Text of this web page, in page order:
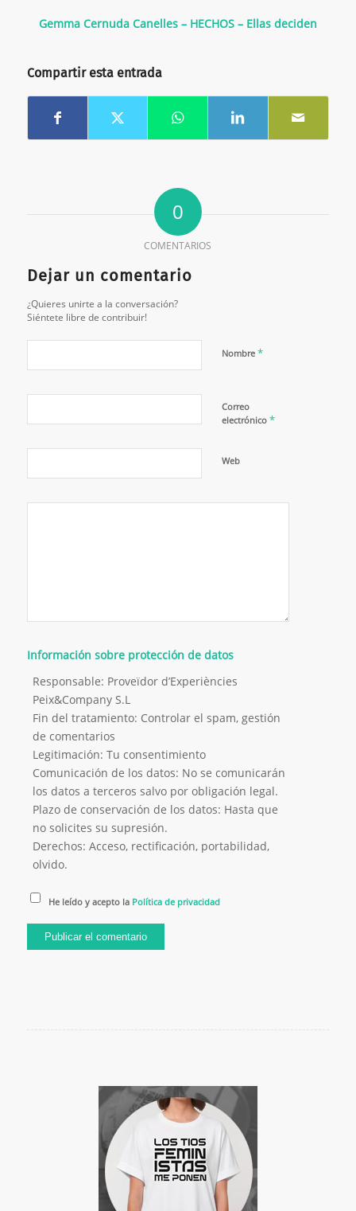
Gemma Cernuda Canelles – HECHOS – Ellas deciden
Compartir esta entrada
0
COMENTARIOS
Dejar un comentario
¿Quieres unirte a la conversación?
Siéntete libre de contribuir!
Nombre *
Correo
electrónico *
Web
Información sobre protección de datos
Responsable: Proveïdor d’Experiències
Peix&Company S.L
Fin del tratamiento: Controlar el spam, gestión
de comentarios
Legitimación: Tu consentimiento
Comunicación de los datos: No se comunicarán
los datos a terceros salvo por obligación legal.
Plazo de conservación de los datos: Hasta que
no solicites su supresión.
Derechos: Acceso, rectificación, portabilidad,
olvido.
He leído y acepto la Política de privacidad